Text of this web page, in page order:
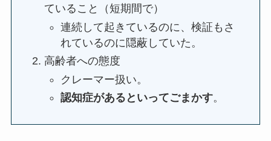
ていること（短期間で）
連続して起きているのに、検証もさ
れているのに隠蔽していた。
高齢者への態度
クレーマー扱い。
認知症があるといってごまかす。